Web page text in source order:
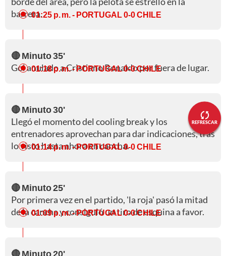
REFRESCAR
barrera.01:25 p. m. - PORTUGAL 0-0 CHILE
🔴 Minuto 35'
Gol anulado a Cristiano Ronaldo por fuera de lugar.
01:18 p. m.- PORTUGAL 0-0 CHILE
🔴 Minuto 30'
Llegó el momento del cooling break y los
entrenadores aprovechan para dar indicaciones, tras
lo visto hasta ahora en cancha.
01:14 p. m. - PORTUGAL 0-0 CHILE
🔴 Minuto 25'
Por primera vez en el partido, 'la roja' pasó la mitad
de la cancha y consiguió un tiro de esquina a favor.
01:09 p. m.- PORTUGAL 0-0 CHILE
🔴 Minuto 20'